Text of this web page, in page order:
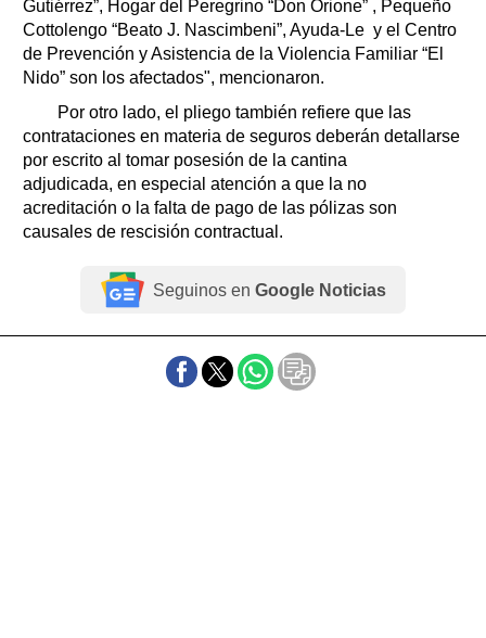
Gutiérrez”, Hogar del Peregrino “Don Orione” , Pequeño
Cottolengo “Beato J. Nascimbeni”, Ayuda-Le y el Centro
de Prevención y Asistencia de la Violencia Familiar “El
Nido” son los afectados", mencionaron.
Por otro lado, el pliego también refiere que las
contrataciones en materia de seguros deberán detallarse
por escrito al tomar posesión de la cantina
adjudicada, en especial atención a que la no
acreditación o la falta de pago de las pólizas son
causales de rescisión contractual.
Seguinos en Google Noticias